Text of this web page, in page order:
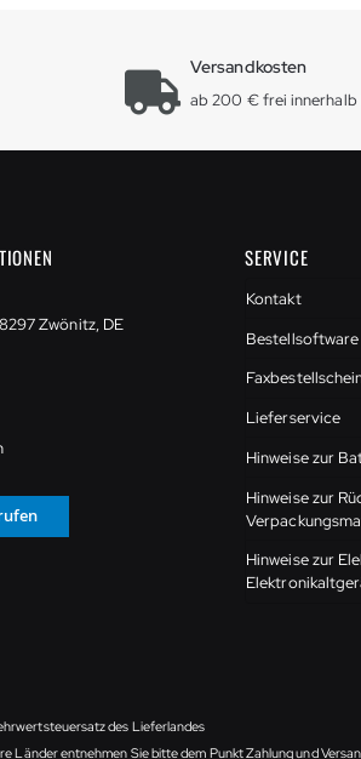
Versandkosten
ab 200 € frei innerhalb
Zwönitz, DE
SERVICE
Kontakt
Bestellsoftware
Lieferservice
Hinweise zur
Hinweise zur
Hinweise zur
des Lieferlandes
Länder entnehmen Sie bitte dem Punkt Zahlung und